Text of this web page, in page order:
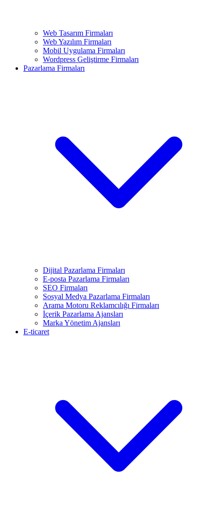
Web Tasarım Firmaları
Web Yazılım Firmaları
Mobil Uygulama Firmaları
Wordpress Geliştirme Firmaları
Pazarlama Firmaları
Dijital Pazarlama Firmaları
E-posta Pazarlama Firmaları
SEO Firmaları
Sosyal Medya Pazarlama Firmaları
Arama Motoru Reklamcılığı Firmaları
İçerik Pazarlama Ajansları
Marka Yönetim Ajansları
E-ticaret